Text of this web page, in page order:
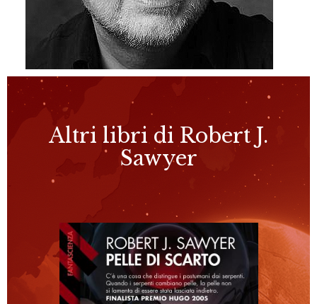
Altri libri di Robert J.
Sawyer